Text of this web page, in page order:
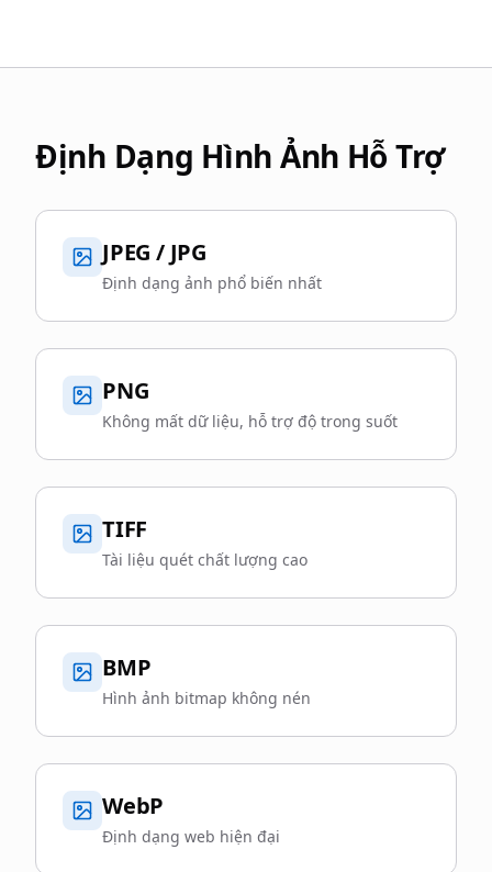
Định Dạng Hình Ảnh Hỗ Trợ
JPEG / JPG
Định dạng ảnh phổ biến nhất
PNG
Không mất dữ liệu, hỗ trợ độ trong suốt
TIFF
Tài liệu quét chất lượng cao
BMP
Hình ảnh bitmap không nén
WebP
Định dạng web hiện đại